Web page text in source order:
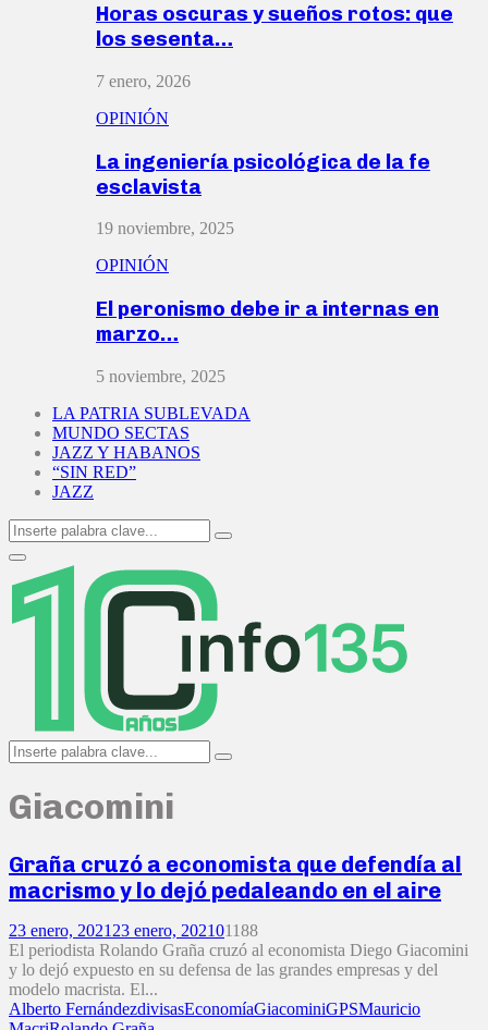
Horas oscuras y sueños rotos: que
los sesenta…
7 enero, 2026
OPINIÓN
La ingeniería psicológica de la fe
esclavista
19 noviembre, 2025
OPINIÓN
El peronismo debe ir a internas en
marzo…
5 noviembre, 2025
LA PATRIA SUBLEVADA
MUNDO SECTAS
JAZZ Y HABANOS
“SIN RED”
JAZZ
Search
for:
Search
Primary
Menu
Search
for:
Search
Giacomini
Graña cruzó a economista que defendía al
macrismo y lo dejó pedaleando en el aire
23 enero, 2021 23 enero, 202101188
El periodista Rolando Graña cruzó al economista Diego Giacomini
y lo dejó expuesto en su defensa de las grandes empresas y del
modelo macrista. El...
Alberto FernándezdivisasEconomíaGiacominiGPSMauricio